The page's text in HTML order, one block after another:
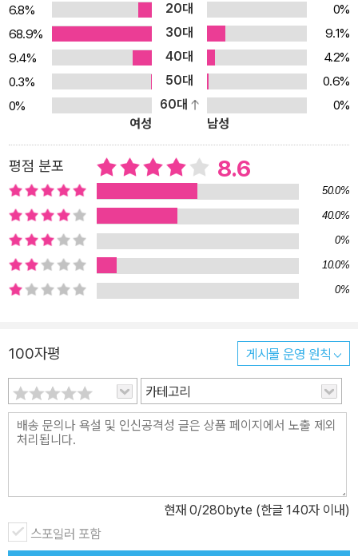
6.8%
20대
0%
68.9%
30대
9.1%
9.4%
40대
4.2%
0.3%
50대
0.6%
0%
60대
0%
여성
남성
평점 분포 8.6
50.0%
40.0%
0%
10.0%
0%
100자평 게시물 운영 원칙
카테고리
현재 0/280byte (한글 140자 이내)
스포일러 포함